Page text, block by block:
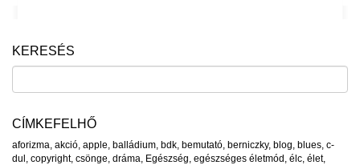
KERESÉS
CÍMKEFELHŐ
aforizma akció apple balládium bdk bemutató berniczky, blog blues c-
dul copyright, csönge dráma Egészség egészséges életmód élc élet,